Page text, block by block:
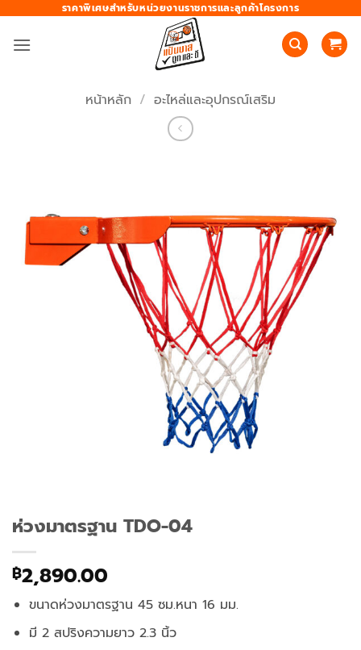
ยัง
ราคาพิเศษสำหรับหน่วยงานราชการและลูกค้าโครงการ
หน้าหลัก / อะไหล่และอุปกรณ์เสริม
ห่วงมาตรฐาน TDO-04
฿2,890.00
ขนาดห่วงมาตรฐาน 45 ซม.หนา 16 มม.
มี 2 สปริงความยาว 2.3 นิ้ว